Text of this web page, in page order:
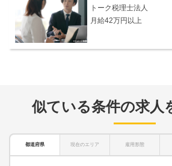
トーク税理士法人
月給42万円以上
似ている条件の求人
都道府県 現在のエリア 雇用形態